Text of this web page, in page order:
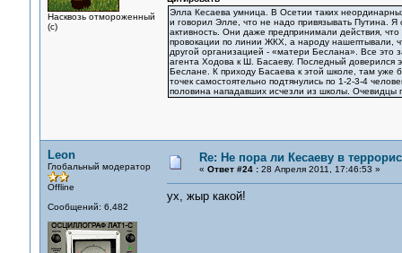
Насквозь отмороженный
(с)
Элла Кесаева умница. В Осетии таких
и говорил Элле, что не надо привязывать Путина.
активность. Они даже предпринимали действия,
провокации по линии ЖКХ, а народу нашептывали,
другой организацией - «матери Беслана». Все это
агента Ходова к Ш. Басаеву. Последный доверился
Беслане. К приходу Басаева к этой школе, там уже
точек самостоятельно подтянулись по 1-2-3-4
половина нападавших исчезли из школы. Очевидцы
Leon
Глобальный модератор
Offline
Сообщений: 6,482
Re: Не пора ли Кесаеву в
« Ответ #24 :28 Апреля 2011, 17:46:53 »
ух, жыр какой!